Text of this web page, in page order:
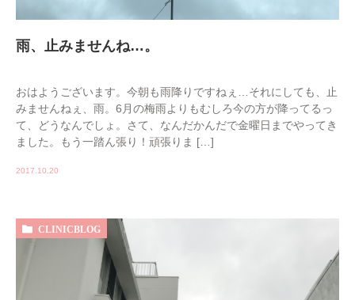
雨、止みませんね…。
おはようございます。今朝も雨降りですねぇ…それにしても、止
みませんねぇ、雨。6月の梅雨よりもむしろ今の方が降ってるっ
て、どうなんでしょ。さて、なんだかんだで金曜日までやってき
ました。もう一踏ん張り！頑張りま […]
2017.10.20
CLINICBLOG